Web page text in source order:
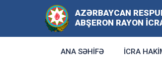
AZƏRBAYCAN
ABŞERON RAYON
ANA SƏHIFƏ İCRA